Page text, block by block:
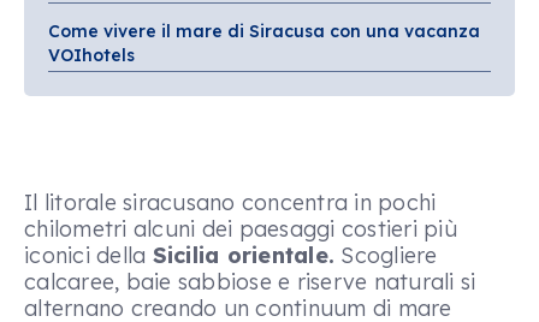
Come vivere il mare di Siracusa con una vacanza
VOIhotels
Il litorale siracusano concentra in pochi
chilometri alcuni dei paesaggi costieri più
iconici della Sicilia orientale. Scogliere
calcaree, baie sabbiose e riserve naturali si
alternano creando un continuum di mare